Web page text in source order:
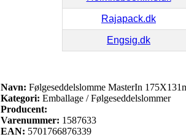
Rajapack.dk
Engsig.dk
Navn: Følgeseddelslomme MasterIn
Kategori: Emballage / Følgeseddelslommer
Producent:
Varenummer: 1587633
EAN: 5701766876339